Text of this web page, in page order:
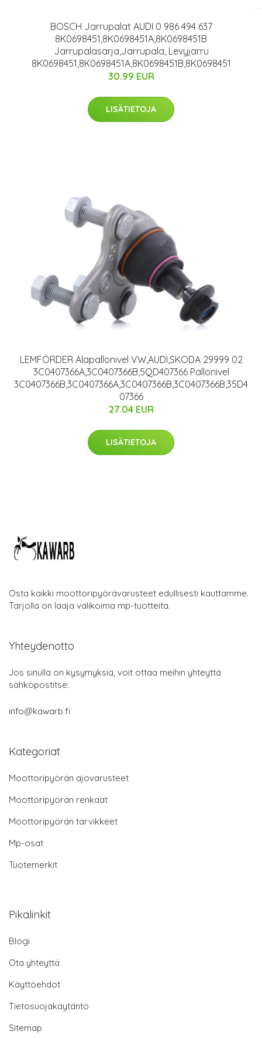
BOSCH Jarrupalat AUDI 0 986 494 637
8K0698451,8K0698451A,8K0698451B
Jarrupalasarja,Jarrupala, Levyjarru
8K0698451,8K0698451A,8K0698451B,8K0698451
30.99 EUR
LISÄTIETOJA
LEMFÖRDER Alapallonivel VW,AUDI,SKODA 29999 02
3C0407366A,3C0407366B,5QD407366 Pallonivel
3C0407366B,3C0407366A,3C0407366B,3C0407366B,35D4
07366
27.04 EUR
LISÄTIETOJA
Osta kaikki moottoripyörävarusteet edullisesti kauttamme.
Tarjolla on laaja valikoima mp-tuotteita.
Yhteydenotto
Jos sinulla on kysymyksiä, voit ottaa meihin yhteyttä
sähköpostitse:
info@kawarb.fi
Kategoriat
Moottoripyörän ajovarusteet
Moottoripyörän renkaat
Moottoripyörän tarvikkeet
Mp-osat
Tuotemerkit
Pikalinkit
Blogi
Ota yhteyttä
Käyttöehdot
Tietosuojakäytäntö
Sitemap